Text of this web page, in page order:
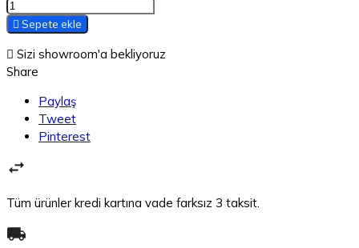
 Sepete ekle
 Sizi showroom'a bekliyoruz
Share
Paylaş
Tweet
Pinterest
Tüm ürünler kredi kartına vade farksız 3 taksit.